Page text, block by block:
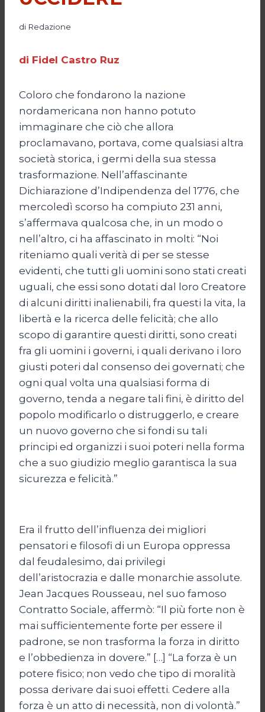
di Redazione
di Fidel Castro Ruz
Coloro che fondarono la nazione
nordamericana non hanno potuto
immaginare che ciò che allora
proclamavano, portava, come qualsiasi altra
società storica, i germi della sua stessa
trasformazione. Nell’affascinante
Dichiarazione d’Indipendenza del 1776, che
mercoledì scorso ha compiuto 231 anni,
s’affermava qualcosa che, in un modo o
nell’altro, ci ha affascinato in molti: “Noi
riteniamo quali verità di per se stesse
evidenti, che tutti gli uomini sono stati creati
uguali, che essi sono dotati dal loro Creatore
di alcuni diritti inalienabili, fra questi la vita, la
libertà e la ricerca delle felicità; che allo
scopo di garantire questi diritti, sono creati
fra gli uomini i governi, i quali derivano i loro
giusti poteri dal consenso dei governati; che
ogni qual volta una qualsiasi forma di
governo, tenda a negare tali fini, è diritto del
popolo modificarlo o distruggerlo, e creare
un nuovo governo che si fondi su tali
principi ed organizzi i suoi poteri nella forma
che a suo giudizio meglio garantisca la sua
sicurezza e felicità.”
Era il frutto dell’influenza dei migliori
pensatori e filosofi di un Europa oppressa
dal feudalesimo, dai privilegi
dell’aristocrazia e dalle monarchie assolute.
Jean Jacques Rousseau, nel suo famoso
Contratto Sociale, affermò: “Il più forte non è
mai sufficientemente forte per essere il
padrone, se non trasforma la forza in diritto
e l’obbedienza in dovere.” […] “La forza è un
potere fisico; non vedo che tipo di moralità
possa derivare dai suoi effetti. Cedere alla
forza è un atto di necessità, non di volontà.”